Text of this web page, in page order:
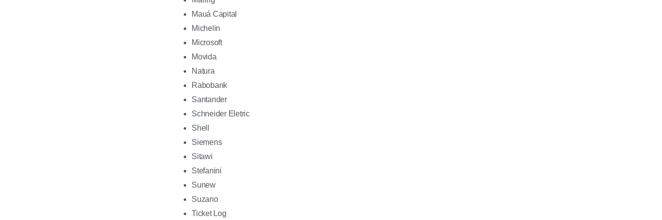
Mauá Capital
Michelin
Microsoft
Movida
Natura
Rabobank
Santander
Schneider Eletric
Shell
Siemens
Sitawi
Stefanini
Sunew
Suzano
Ticket Log